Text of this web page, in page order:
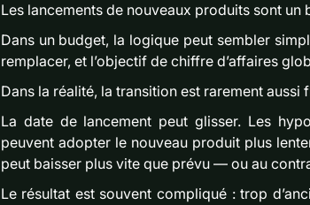
Les lancements de nouveaux produits sont un
Dans un budget, la logique peut sembler
remplacer, et l’objectif de chiffre d’affaires
Dans la réalité, la transition est rarement aussi
La date de lancement peut glisser. Les
peuvent adopter le nouveau produit plus
peut baisser plus vite que prévu — ou au
Le résultat est souvent compliqué : trop